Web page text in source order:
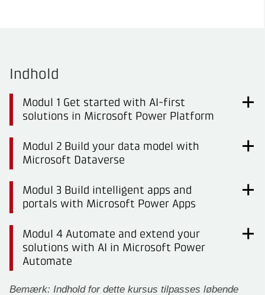
Indhold
Modul 1 Get started with AI-first
solutions in Microsoft Power Platform
Modul 2 Build your data model with
Microsoft Dataverse
Modul 3 Build intelligent apps and
portals with Microsoft Power Apps
Modul 4 Automate and extend your
solutions with AI in Microsoft Power
Automate
Bemærk: Indhold for dette kursus tilpasses løbende